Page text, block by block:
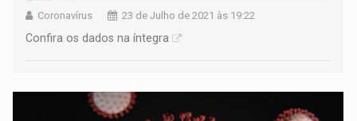
Coronavírus 23 de Julho de 2021 às 19:22
Confira os dados na íntegra